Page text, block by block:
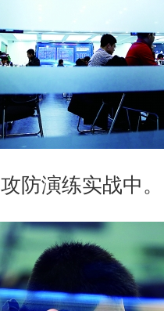
攻防演练实战中。